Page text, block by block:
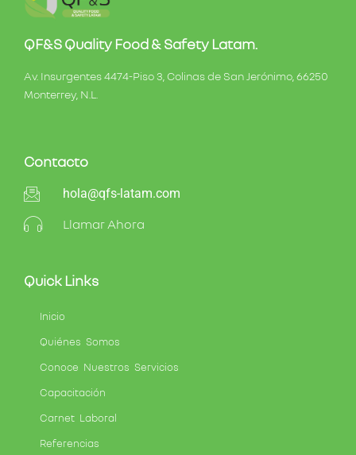
QF&S Quality Food & Safety Latam.
Av. Insurgentes 4474-Piso 3, Colinas de San Jerónimo, 66250
Monterrey, N.L.
Contacto
hola@qfs-latam.com
Llamar Ahora
Quick Links
Inicio
Quiénes Somos
Conoce Nuestros Servicios
Capacitación
Carnet Laboral
Referencias